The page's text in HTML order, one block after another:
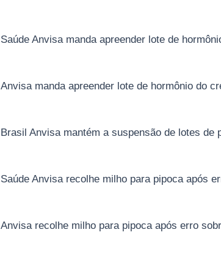
Saúde Anvisa manda apreender lote de
Anvisa manda apreender lote de hormônio do
Brasil Anvisa mantém a suspensão de lotes de
Saúde Anvisa recolhe milho para pipoca após
Anvisa recolhe milho para pipoca após erro